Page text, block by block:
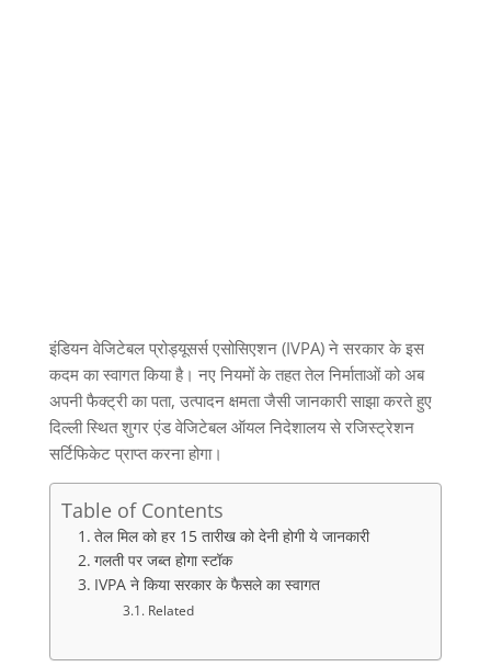
इंडियन वेजिटेबल प्रोड्यूसर्स एसोसिएशन(IVPA) ने सरकार के इस
कदम का स्वागत किया है। नए नियमों के तहत तेल निर्माताओं को अब
अपनी फैक्ट्री का पता, उत्पादन क्षमता जैसी जानकारी साझा करते हुए
दिल्ली स्थित शुगर एंड वेजिटेबल ऑयल निदेशालय से रजिस्ट्रेशन
सर्टिफिकेट प्राप्त करना होगा।
Table of Contents
तेल मिल को हर 15 तारीख को देनी होगी ये जानकारी
गलती पर जब्त होगा स्टॉक
IVPA ने किया सरकार के फैसले का स्वागत
Related